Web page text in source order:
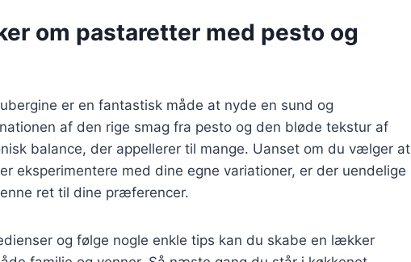
om pastaretter med pesto og
er en fantastisk måde at nyde en sund og
af den rige smag fra pesto og den bløde tekstur af
balance, der appellerer til mange. Uanset om du vælger at
eksperimentere med dine egne variationer, er der uendelige
ret til dine præferencer.
og følge nogle enkle tips kan du skabe en lækker